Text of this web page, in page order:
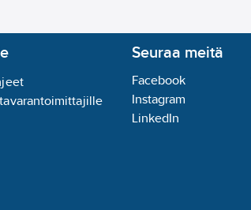
Seuraa meitä
Facebook
Instagram
LinkedIn